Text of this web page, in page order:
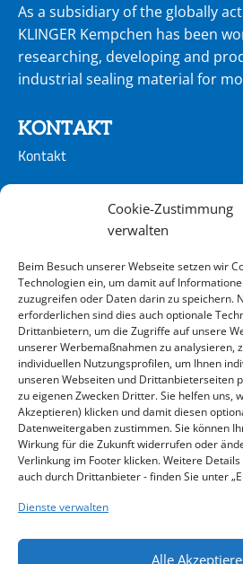
Cookie-Zustimmung
verwalten
Beim Besuch unserer Webseite setzen wir
Technologien ein, um damit auf
zuzugreifen oder Daten darin zu speichern.
erforderlichen sind dies auch optionale
Drittanbietern, um die Zugriffe auf unsere
unserer Werbemaßnahmen zu analysieren,
individuellen Nutzungsprofilen, um Ihnen
unseren Webseiten und Drittanbieterseiten
zu eigenen Zwecken Dritter. Sie helfen uns,
Akzeptieren) klicken und damit diesen
Datenweitergaben zustimmen. Sie können
Wirkung für die Zukunft widerrufen oder
Verlinkung im Footer klicken. Weitere
auch durch Drittanbieter - finden Sie unter
Dienste verwalten
Alle
As a subsidiary of the globally
KLINGER Kempchen has been
researching, developing and
industrial sealing material for
KONTAKT
Kontakt
CONTACT
ADRESSE
KLINGER Kempchen GmbH
Im Waldteich 21 » D-46147
T +49 208-8482-0 » F +49 208-
info@klinger-kempchen.de
KLINGER Kempchen © 2026, All